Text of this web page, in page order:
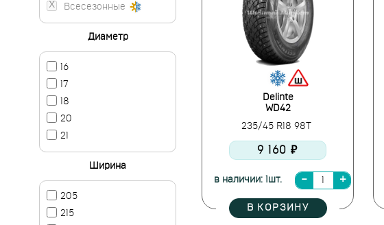
Delinte
WD42
235/45 R18 98T
9 160 ₽
в наличии: 1шт.
В КОРЗИНУ
Всесезонные
Диаметр
16
17
18
20
21
Ширина
205
215